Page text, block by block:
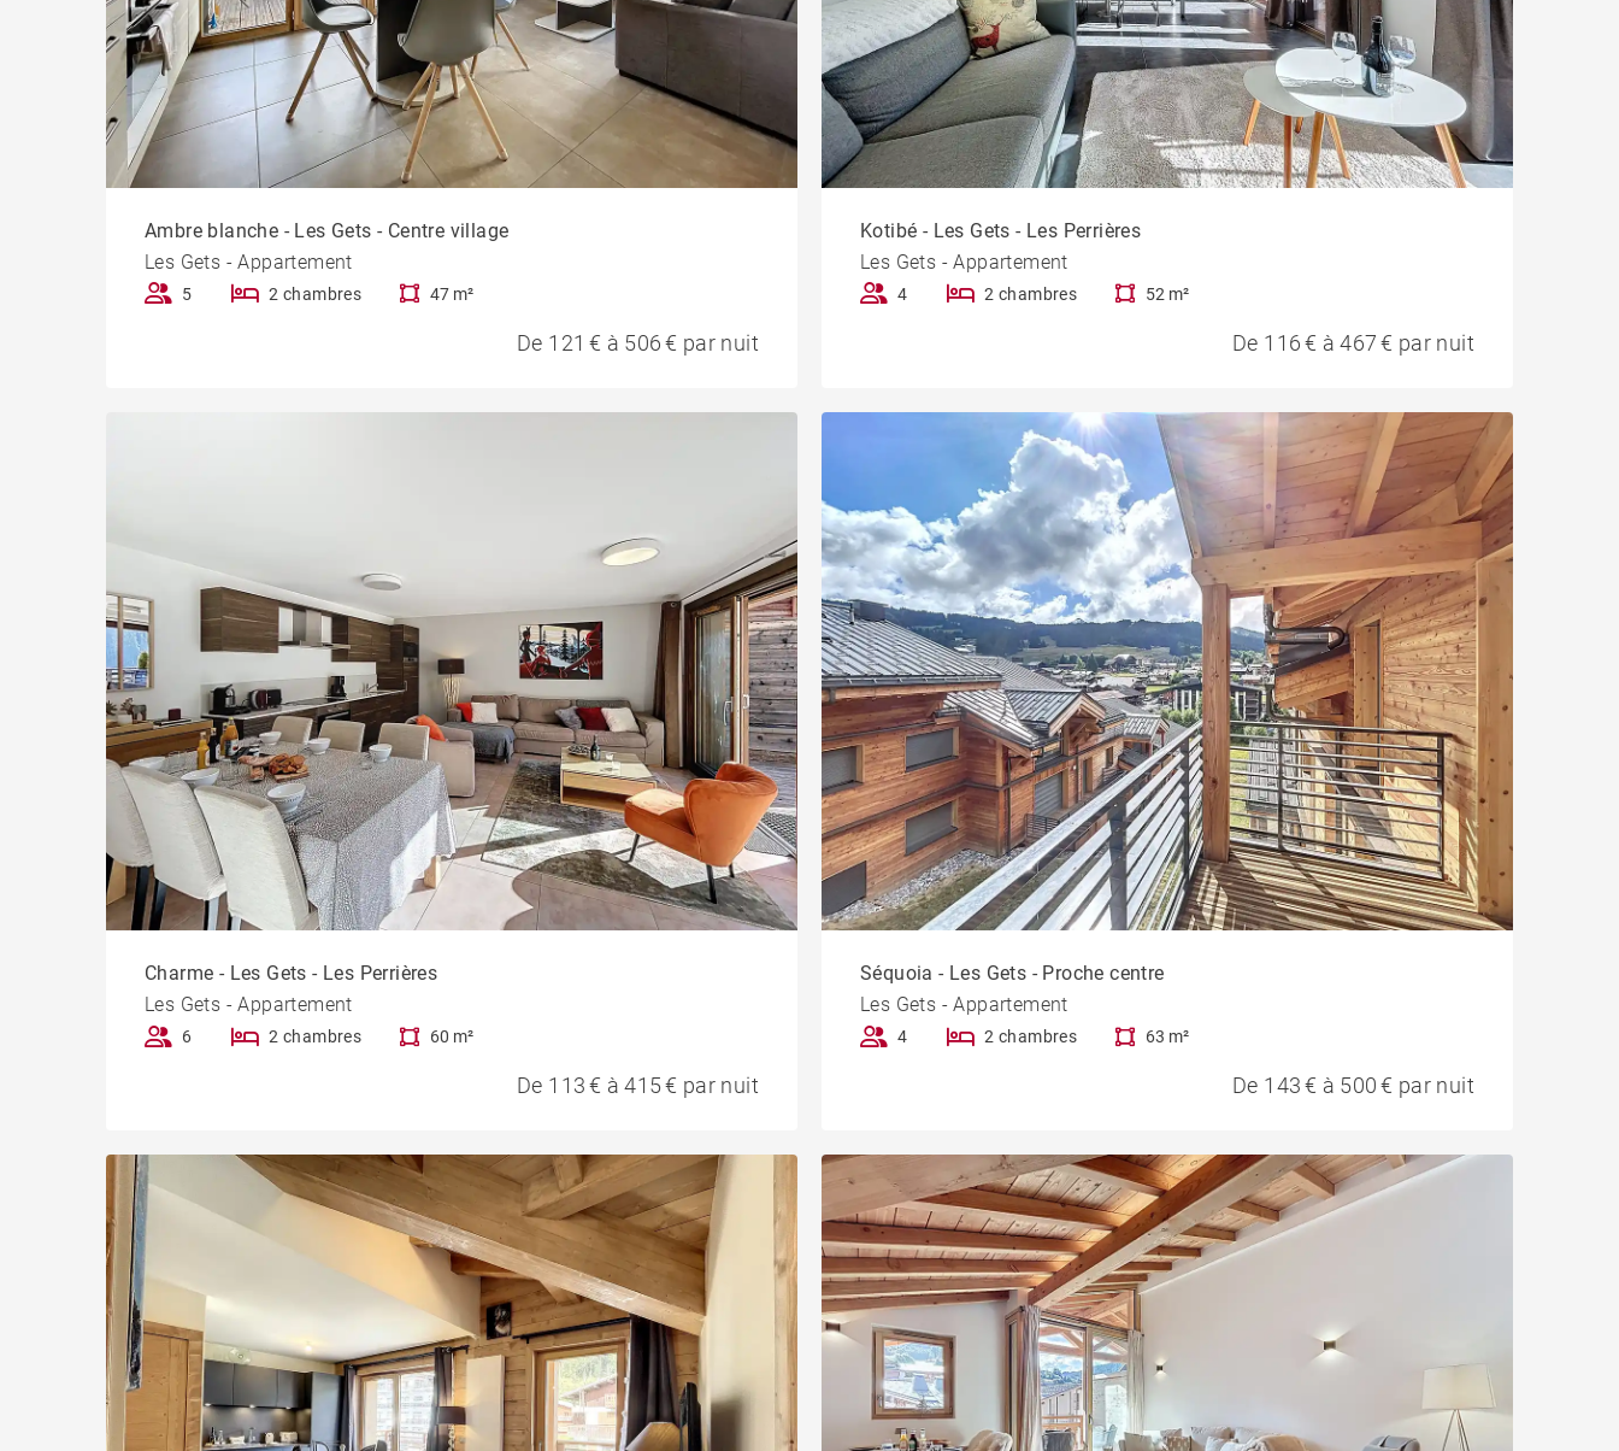
Ambre blanche - Les Gets - Centre village
Les Gets - Appartement
5 2 chambres 47 m²
De 121 € à 506 € par nuit
Kotibé - Les Gets - Les Perrières
Les Gets - Appartement
4 2 chambres 52 m²
De 116 € à 467 € par nuit
Charme - Les Gets - Les Perrières
Les Gets - Appartement
6 2 chambres 60 m²
De 113 € à 415 € par nuit
Séquoia - Les Gets - Proche centre
Les Gets - Appartement
4 2 chambres 63 m²
De 143 € à 500 € par nuit